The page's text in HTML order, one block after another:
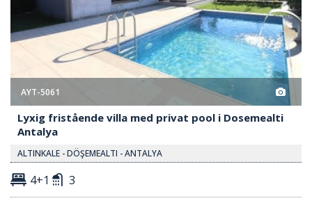
AYT-5061
Lyxig fristående villa med privat pool i Dosemealti
Antalya
ALTINKALE - DÖŞEMEALTI - ANTALYA
4+1 3